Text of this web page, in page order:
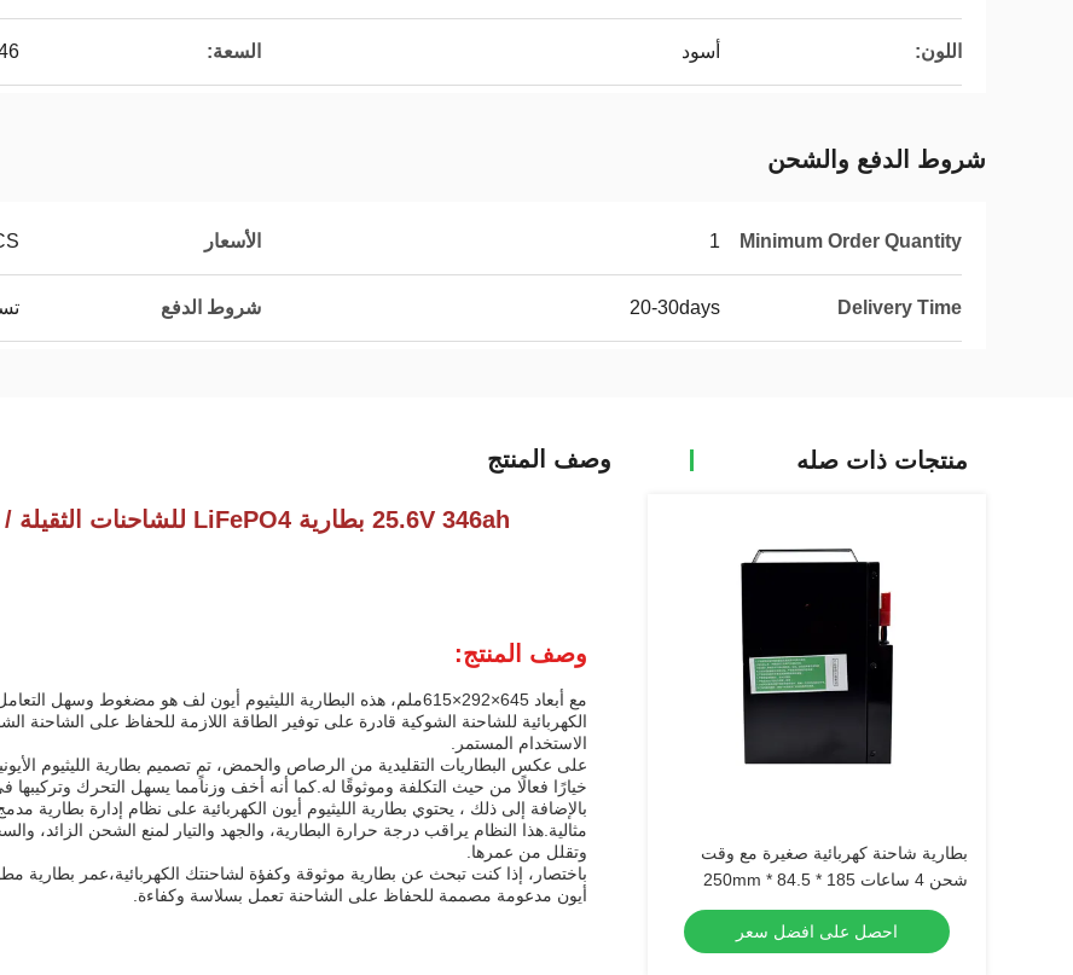
اللون: أسود السعة:
شروط الدفع والشحن
Minimum Order Quantity
1 الأسعار
Delivery Time
20-30days شروط الدفع
منتجات ذات صله
بطارية شاحنة كهربائية صغيرة مع وقت
شحن 4 ساعات 185 * 84.5 * 250mm
احصل على افضل سعر
وصف المنتج
25.6V 346ah بطارية LiFePO4 للشاحنات الثقيلة / عربة الغولف مع إمدادات الطاقة
وصف المنتج:
مع أبعاد 645×292×615ملم، هذه البطارية الليثيوم أيون لف هو مضغوط
الاستخدام المستمر.
على عكس البطاريات التقليدية من الرصاص والحمض، تم تصميم بطارية الليثيوم
خيارًا فعالًا من حيث التكلفة وموثوقًا له.كما أنه أخف وزناًمما يسهل التحرك وتركيبها
بالإضافة إلى ذلك ، يحتوي بطارية الليثيوم أيون الكهربائية على نظام إدارة بطارية
مثالية.هذا النظام يراقب درجة حرارة البطارية، والجهد والتيار لمنع الشحن الزائد،
وتقلل من عمرها.
باختصار، إذا كنت تبحث عن بطارية موثوقة وكفؤة لشاحنتك الكهربائية،عمر بطارية
أيون مدعومة مصممة للحفاظ على الشاحنة تعمل بسلاسة وكفاءة.